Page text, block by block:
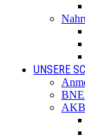
UNSERE
BNE